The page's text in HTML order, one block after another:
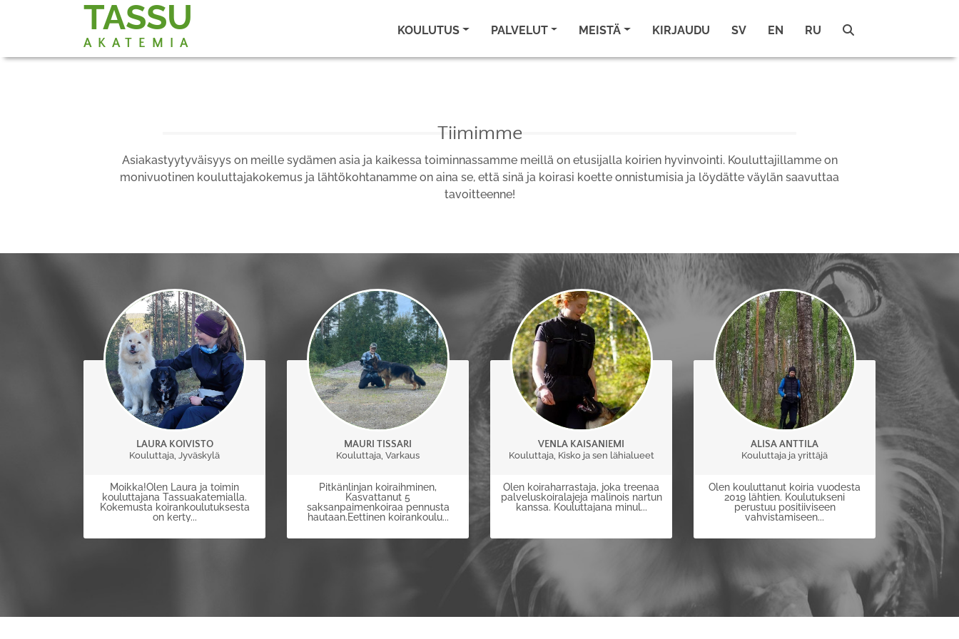
TASSU
AKATEMIA
KOULUTUS PALVELUT MEISTÄ KIRJAUDU SV EN RU
Tiimimme
Asiakastyytyväisyys on meille sydämen asia ja kaikessa toiminnassamme meillä on etusijalla koirien hyvinvointi. Kouluttajillamme on
monivuotinen kouluttajakokemus ja lähtökohtanamme on aina se, että sinä ja koirasi koette onnistumisia ja löydätte väylän saavuttaa
tavoitteenne!
LAURA KOIVISTO
Kouluttaja, Jyväskylä
Moikka!Olen Laura ja toimin
kouluttajana Tassuakatemialla.
Kokemusta koirankoulutuksesta
on kerty...
MAURI TISSARI
Kouluttaja, Varkaus
Pitkänlinjan koiraihminen,
Kasvattanut 5
saksanpaimenkoiraa pennusta
hautaan.Eettinen koirankoulu...
VENLA KAISANIEMI
Kouluttaja, Kisko ja sen lähialueet
Olen koiraharrastaja, joka treenaa
palveluskoiralajeja malinois nartun
kanssa. Kouluttajana minul...
ALISA ANTTILA
Kouluttaja ja yrittäjä
Olen kouluttanut koiria vuodesta
2019 lähtien. Koulutukseni
perustuu positiiviseen
vahvistamiseen...